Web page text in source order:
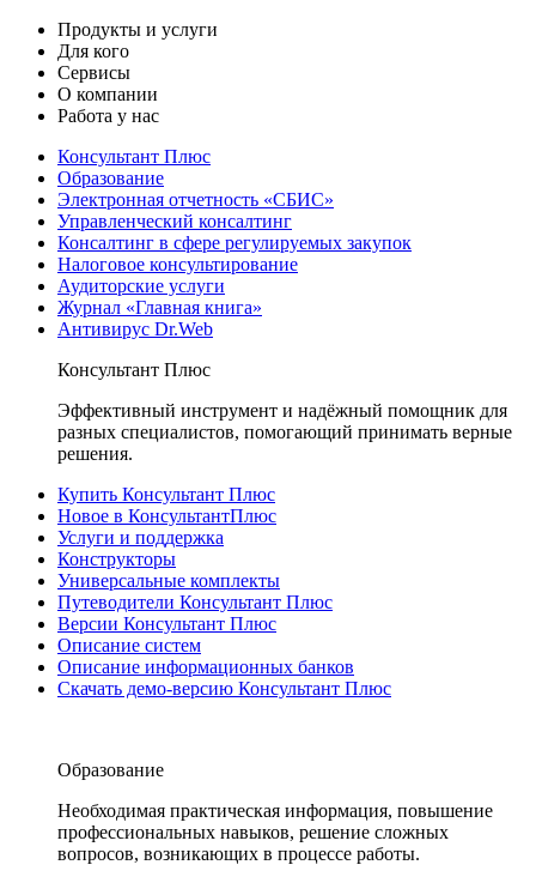
Продукты и услуги
Для кого
Сервисы
О компании
Работа у нас
Консультант Плюс
Образование
Электронная отчетность «СБИС»
Управленческий консалтинг
Консалтинг в сфере регулируемых закупок
Налоговое консультирование
Аудиторские услуги
Журнал «Главная книга»
Антивирус Dr.Web
Консультант Плюс
Эффективный инструмент и надёжный помощник для
разных специалистов, помогающий принимать верные
решения.
Купить Консультант Плюс
Новое в КонсультантПлюс
Услуги и поддержка
Конструкторы
Универсальные комплекты
Путеводители Консультант Плюс
Версии Консультант Плюс
Описание систем
Описание информационных банков
Скачать демо-версию Консультант Плюс
Образование
Необходимая практическая информация, повышение
профессиональных навыков, решение сложных
вопросов, возникающих в процессе работы.